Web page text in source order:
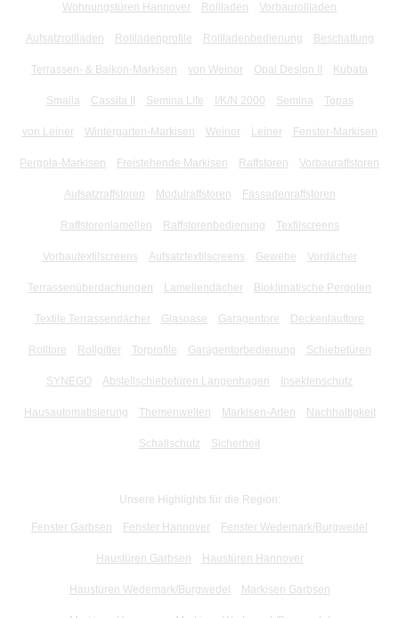
Wohnungstüren Hannover Rollladen Vorbaurollladen
Aufsatzrollladen Rollladenprofile Rollladenbedienung Beschattung
Terrassen- & Balkon-Markisen von Weinor Opal Design II Kubata
Smaila Cassita II Semina Life I/K/N 2000 Semina Topas
von Leiner Wintergarten-Markisen Weinor Leiner Fenster-Markisen
Pergola-Markisen Freistehende Markisen Raffstoren Vorbauraffstoren
Aufsatzraffstoren Modulraffstoren Fassadenraffstoren
Raffstorenlamellen Raffstorenbedienung Textilscreens
Vorbautextilscreens Aufsatztextilscreens Gewebe Vordächer
Terrassenüberdachungen Lamellendächer Bioklimatische Pergolen
Textile Terrassendächer Glasoase Garagentore Deckenlauftore
Rolltore Rollgitter Torprofile Garagentorbedienung Schiebetüren
SYNEGO Abstellschiebetüren Langenhagen Insektenschutz
Hausautomatisierung Themenwelten Markisen-Arten Nachhaltigkeit
Schallschutz Sicherheit
Unsere Highlights für die Region:
Fenster Garbsen Fenster Hannover Fenster Wedemark/Burgwedel
Haustüren Garbsen Haustüren Hannover
Haustüren Wedemark/Burgwedel Markisen Garbsen